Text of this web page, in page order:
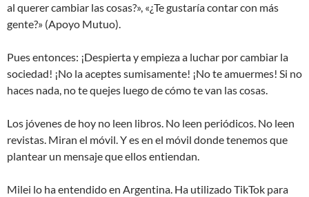
al querer cambiar las cosas?», «¿Te gustaría contar con más
gente?» (Apoyo Mutuo).
Pues entonces: ¡Despierta y empieza a luchar por cambiar la
sociedad! ¡No la aceptes sumisamente! ¡No te amuermes! Si no
haces nada, no te quejes luego de cómo te van las cosas.
Los jóvenes de hoy no leen libros. No leen periódicos. No leen
revistas. Miran el móvil. Y es en el móvil donde tenemos que
plantear un mensaje que ellos entiendan.
Milei lo ha entendido en Argentina. Ha utilizado TikTok para